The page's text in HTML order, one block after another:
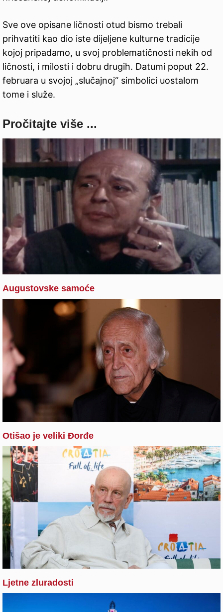
Sve ove opisane ličnosti otud bismo trebali
prihvatiti kao dio iste dijeljene kulturne tradicije
kojoj pripadamo, u svoj problematičnosti nekih od
ličnosti, i milosti i dobru drugih. Datumi poput 22.
februara u svojoj „slučajnoj“ simbolici uostalom
tome i služe.
Pročitajte više ...
Augustovske samoće
Otišao je veliki Đorđe
Ljetne zluradosti